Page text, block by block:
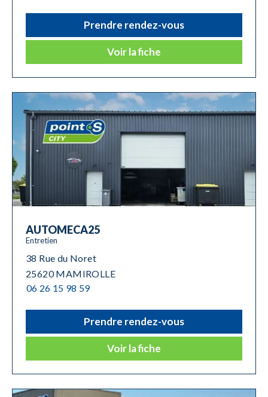
Prendre rendez-vous
Voir la fiche
AUTOMECA25
Entretien
38 Rue du Noret
25620 MAMIROLLE
06 26 15 98 59
Prendre rendez-vous
Voir la fiche